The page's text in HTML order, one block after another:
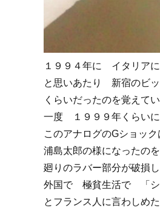
１９９４年に イタリア
と思いあたり 新宿のビ
くらいだったのを覚えてい
一度 １９９９年くらい
このアナログのGショッ
浦島太郎の様になったの
廻りのラバー部分が破損
外国で 極貧生活で 「シ
とフランス人に言わしめ